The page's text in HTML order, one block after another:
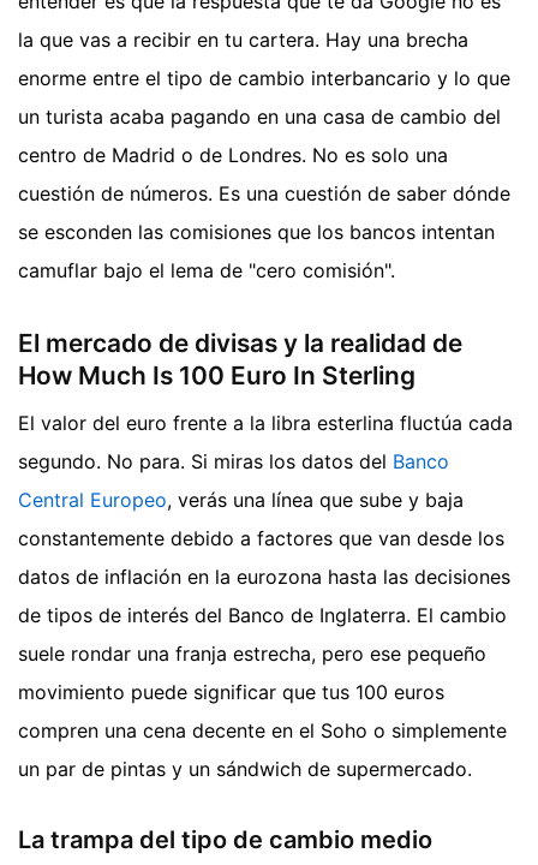
la que vas a recibir en tu cartera. Hay una brecha
enorme entre el tipo de cambio interbancario y lo que
un turista acaba pagando en una casa de cambio del
centro de Madrid o de Londres. No es solo una
cuestión de números. Es una cuestión de saber dónde
se esconden las comisiones que los bancos intentan
camuflar bajo el lema de "cero comisión".
El mercado de divisas y la realidad de
How Much Is 100 Euro In Sterling
El valor del euro frente a la libra esterlina fluctúa cada
segundo. No para. Si miras los datos del Banco
Central Europeo, verás una línea que sube y baja
constantemente debido a factores que van desde los
datos de inflación en la eurozona hasta las decisiones
de tipos de interés del Banco de Inglaterra. El cambio
suele rondar una franja estrecha, pero ese pequeño
movimiento puede significar que tus 100 euros
compren una cena decente en el Soho o simplemente
un par de pintas y un sándwich de supermercado.
La trampa del tipo de cambio medio